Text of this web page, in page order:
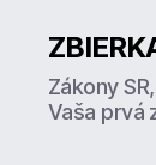
Zákony
Vaša prvá